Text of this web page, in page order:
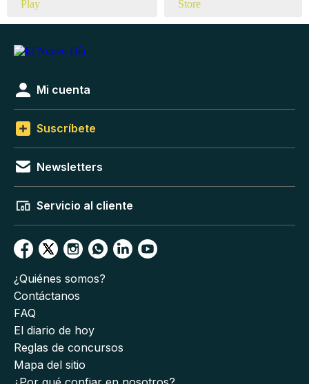
Mi cuenta
Suscríbete
Newsletters
Servicio al cliente
¿Quiénes somos?
Contáctanos
FAQ
El diario de hoy
Reglas de concursos
Mapa del sitio